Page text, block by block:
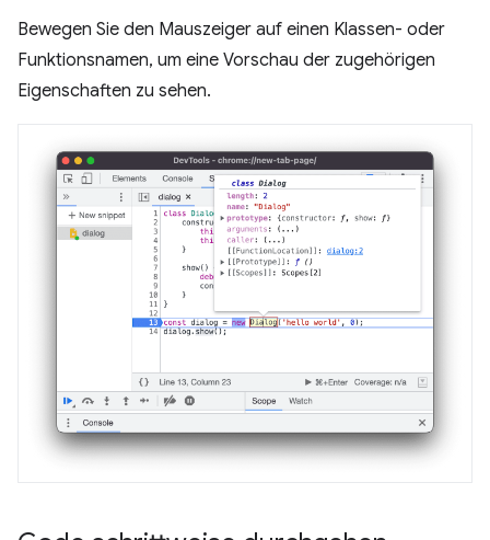
Bewegen Sie den Mauszeiger auf einen Klassen- oder
Funktionsnamen, um eine Vorschau der zugehörigen
Eigenschaften zu sehen.